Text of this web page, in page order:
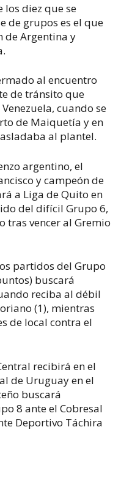
diez que se
de grupos es el que
de Argentina y
al encuentro
de tránsito que
cuando se
de Maiquetía y en
al plantel.
argentino, el
y campeón de
a Liga de Quito en
del difícil Grupo 6,
tras vencer al Gremio
partidos del Grupo
buscará
reciba al débil
(1), mientras
de local contra el
recibirá en el
de Uruguay en el
buscará
8 ante el Cobresal
Deportivo Táchira